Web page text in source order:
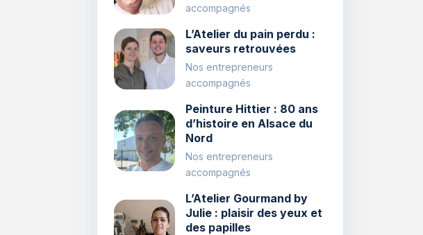
accompagnés
L’Atelier du pain perdu :
saveurs retrouvées
Nos entrepreneurs
accompagnés
Peinture Hittier : 80 ans
d’histoire en Alsace du
Nord
Nos entrepreneurs
accompagnés
L’Atelier Gourmand by
Julie : plaisir des yeux et
des papilles